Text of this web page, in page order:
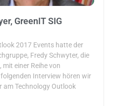
GreenIT SIG
2017 Events hatte der
Fredy Schwyter, die
einer Reihe von
Interview hören wir
am Technology Outlook